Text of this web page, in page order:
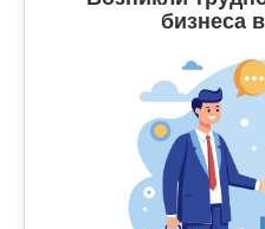
бизнеса